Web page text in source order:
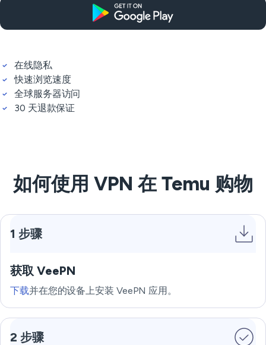
在线隐私
快速浏览速度
全球服务器访问
30 天退款保证
如何使用 VPN 在 Temu 购物
1 步骤
获取 VeePN
下载并在您的设备上安装 VeePN 应用。
2 步骤